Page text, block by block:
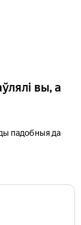
вы, а
падобныя да